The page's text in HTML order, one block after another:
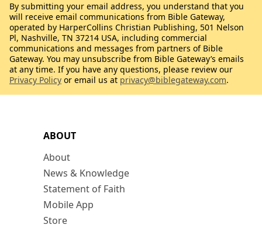
ABOUT
About
News & Knowledge
Statement of Faith
Mobile App
Store
By submitting your email address, you understand that you
will receive email communications from Bible Gateway,
operated by HarperCollins Christian Publishing, 501 Nelson
Pl, Nashville, TN 37214 USA, including commercial
communications and messages from partners of Bible
Gateway. You may unsubscribe from Bible Gateway’s emails
at any time. If you have any questions, please review our
Privacy Policy or email us at privacy@biblegateway.com.